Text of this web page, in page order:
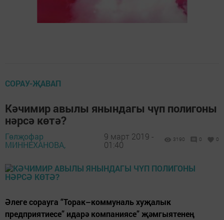
СОРАУ-ҖАВАП
Кәчимир авылы янындагы чүп полигоны
нәрсә көтә?
Гөлҗофар
МИННЕХАНОВА,
9 март 2019 -
01:40
3190 0 0
Әлеге сорауга “Торак–коммуналь хуҗалык
предприятиесе” идарә компаниясе” җәмгыятенең